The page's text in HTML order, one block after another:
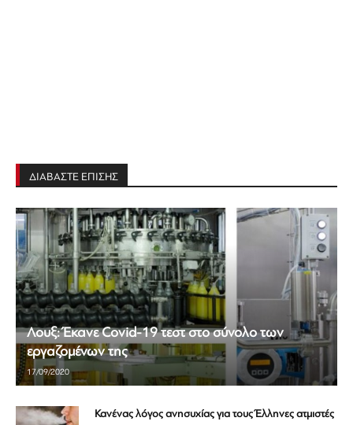
ΔΙΑΒΑΣΤΕ ΕΠΙΣΗΣ
Λουξ: Έκανε Covid-19 τεστ στο σύνολο των
εργαζομένων της
17/09/2020
Κανένας λόγος ανησυχίας για τους Έλληνες ατμιστές